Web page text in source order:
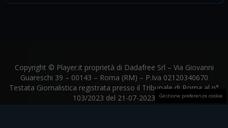
Copyright © Player.it proprietà di Dadafree Srl – Via Giovanni
Guareschi 39 – 00143 – Roma (RM) – P.Iva 02120340670
Testata Giornalistica registrata presso il Tribunale di Roma al n°
103/2023 del 21-07-2023
Gestione preferenze cookie